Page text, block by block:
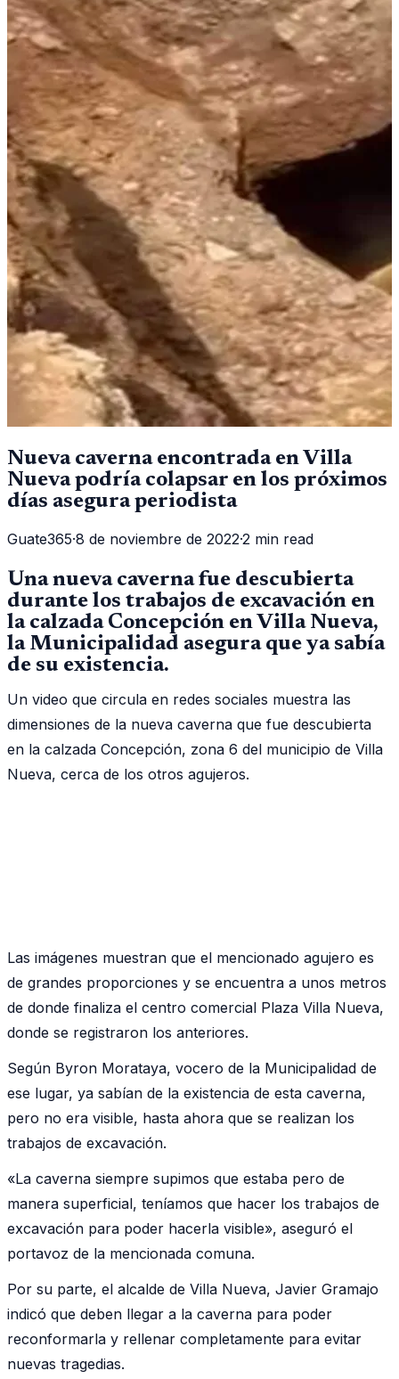
Nueva caverna encontrada en Villa
Nueva podría colapsar en los próximos
días asegura periodista
Guate365·8 de noviembre de 2022·2 min read
Una nueva caverna fue descubierta
durante los trabajos de excavación en
la calzada Concepción en Villa Nueva,
la Municipalidad asegura que ya sabía
de su existencia.
Un video que circula en redes sociales muestra las
dimensiones de la nueva caverna que fue descubierta
en la calzada Concepción, zona 6 del municipio de Villa
Nueva, cerca de los otros agujeros.
Las imágenes muestran que el mencionado agujero es
de grandes proporciones y se encuentra a unos metros
de donde finaliza el centro comercial Plaza Villa Nueva,
donde se registraron los anteriores.
Según Byron Morataya, vocero de la Municipalidad de
ese lugar, ya sabían de la existencia de esta caverna,
pero no era visible, hasta ahora que se realizan los
trabajos de excavación.
«La caverna siempre supimos que estaba pero de
manera superficial, teníamos que hacer los trabajos de
excavación para poder hacerla visible», aseguró el
portavoz de la mencionada comuna.
Por su parte, el alcalde de Villa Nueva, Javier Gramajo
indicó que deben llegar a la caverna para poder
reconformarla y rellenar completamente para evitar
nuevas tragedias.